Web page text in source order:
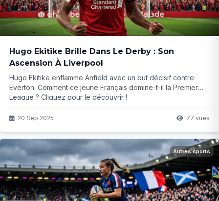
Hugo Ekitike Brille Dans Le Derby : Son
Ascension À Liverpool
Hugo Ekitike enflamme Anfield avec un but décisif contre
Everton. Comment ce jeune Français domine-t-il la Premier
League ? Cliquez pour le découvrir !
20 Sep 2025 77 vues
Autres sports